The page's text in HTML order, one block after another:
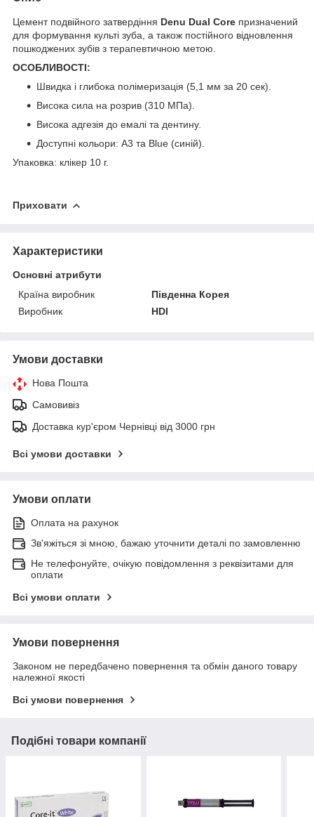
Цемент подвійного затвердіння Denu Dual Core призначений
для формування культі зуба, а також постійного відновлення
пошкоджених зубів з терапевтичною метою.
ОСОБЛИВОСТІ:
Швидка і глибока полімеризація (5,1 мм за 20 сек).
Висока сила на розрив (310 МПа).
Висока адгезія до емалі та дентину.
Доступні кольори: А3 та Blue (синій).
Упаковка: клікер 10 г.
Приховати
Характеристики
Основні атрибути
Країна виробник
Південна Корея
Виробник
HDI
Умови доставки
Нова Пошта
Самовивіз
Доставка кур'єром Чернівці від 3000 грн
Всі умови доставки
Умови оплати
Оплата на рахунок
Зв'яжіться зі мною, бажаю уточнити деталі по замовленню
Не телефонуйте, очікую повідомлення з реквізитами для
оплати
Всі умови оплати
Умови повернення
Законом не передбачено повернення та обмін даного товару
належної якості
Всі умови повернення
Подібні товари компанії